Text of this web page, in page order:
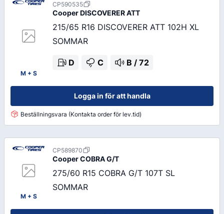
M + S
CP590535
CooperDISCOVERER ATT
215/65 R16 DISCOVERER ATT 102H XL
SOMMAR
D C B / 72
Logga in för att handla
Beställningsvara (Kontakta order för lev.tid)
M + S
CP589870
CooperCOBRA G/T
275/60 R15 COBRA G/T 107T SL
SOMMAR